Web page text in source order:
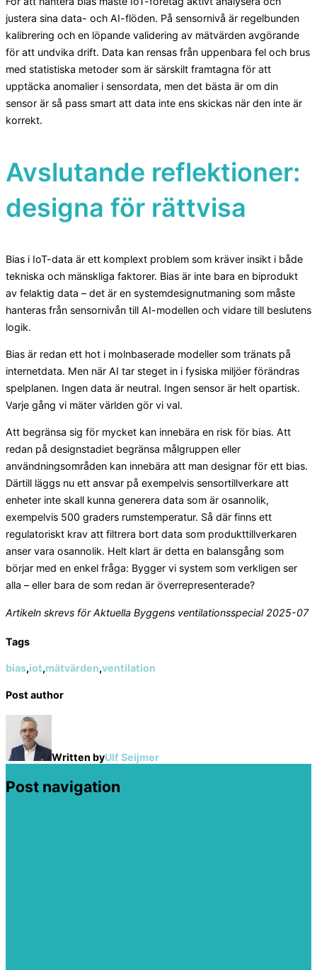
justera sina data- och AI-flöden. På sensornivå är regelbunden
kalibrering och en löpande validering av mätvärden avgörande
för att undvika drift. Data kan rensas från uppenbara fel och brus
med statistiska metoder som är särskilt framtagna för att
upptäcka anomalier i sensordata, men det bästa är om din
sensor är så pass smart att data inte ens skickas när den inte är
korrekt.
Avslutande reflektioner:
designa för rättvisa
Bias i IoT-data är ett komplext problem som kräver insikt i både
tekniska och mänskliga faktorer. Bias är inte bara en biprodukt
av felaktig data – det är en systemdesignutmaning som måste
hanteras från sensornivån till AI-modellen och vidare till beslutens
logik.
Bias är redan ett hot i molnbaserade modeller som tränats på
internetdata. Men när AI tar steget in i fysiska miljöer förändras
spelplanen. Ingen data är neutral. Ingen sensor är helt opartisk.
Varje gång vi mäter världen gör vi val.
Att begränsa sig för mycket kan innebära en risk för bias. Att
redan på designstadiet begränsa målgruppen eller
användningsområden kan innebära att man designar för ett bias.
Därtill läggs nu ett ansvar på exempelvis sensortillverkare att
enheter inte skall kunna generera data som är osannolik,
exempelvis 500 graders rumstemperatur. Så där finns ett
regulatoriskt krav att filtrera bort data som produkttillverkaren
anser vara osannolik. Helt klart är detta en balansgång som
börjar med en enkel fråga: Bygger vi system som verkligen ser
alla – eller bara de som redan är överrepresenterade?
Artikeln skrevs för Aktuella Byggens ventilationsspecial 2025-07
Tags
bias,iot,mätvärden,ventilation
Post author
Written byUlf Seijmer
Post navigation